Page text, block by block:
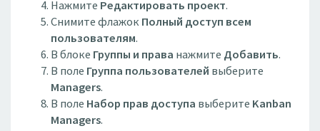
Нажмите Редактировать проект.
Снимите флажокПолный доступ всем
пользователям.
В блоке Группы и права нажмите Добавить.
В поле Группа пользователей выберите
Managers.
В поле Набор прав доступа выберите Kanban
Managers.